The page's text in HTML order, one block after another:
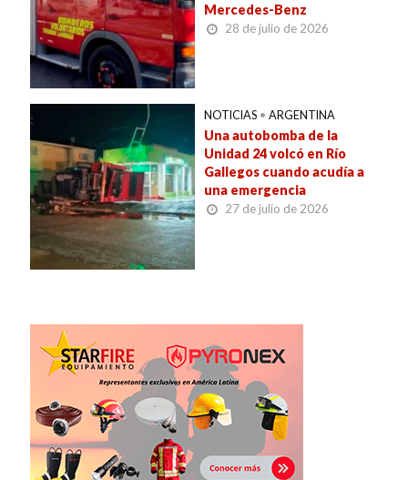
Mercedes-Benz
28 de julio de 2026
NOTICIAS • ARGENTINA
Una autobomba de la
Unidad 24 volcó en Río
Gallegos cuando acudía a
una emergencia
27 de julio de 2026